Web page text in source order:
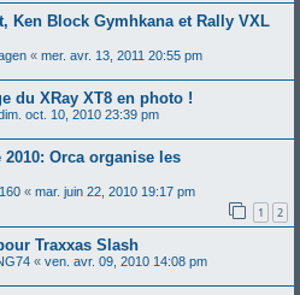
Ken Block Gymhkana et Rally VXL
« mer. avr. 13, 2011 20:55 pm
du XRay XT8 en photo !
oct. 10, 2010 23:39 pm
Orca organise les
« mar. juin 22, 2010 19:17 pm
1 2
Traxxas Slash
« ven. avr. 09, 2010 14:08 pm